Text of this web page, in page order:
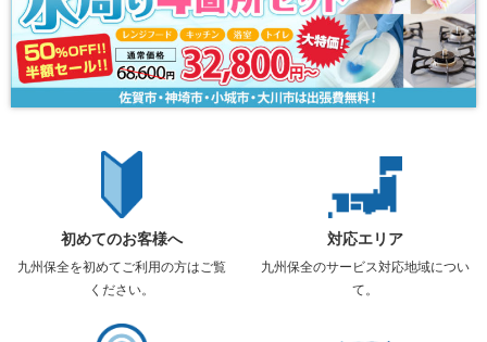
初めてのお客様へ
九州保全を初めてご利用の方はご覧
ください。
対応エリア
九州保全のサービス対応地域につい
て。